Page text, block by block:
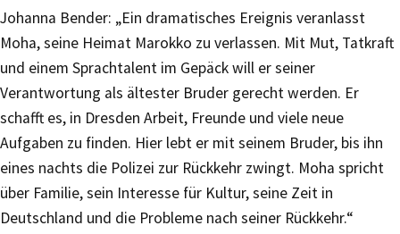
Johanna Bender: „Ein dramatisches Ereignis veranlasst
Moha, seine Heimat Marokko zu verlassen. Mit Mut, Tatkraft
und einem Sprachtalent im Gepäck will er seiner
Verantwortung als ältester Bruder gerecht werden. Er
schafft es, in Dresden Arbeit, Freunde und viele neue
Aufgaben zu finden. Hier lebt er mit seinem Bruder, bis ihn
eines nachts die Polizei zur Rückkehr zwingt. Moha spricht
über Familie, sein Interesse für Kultur, seine Zeit in
Deutschland und die Probleme nach seiner Rückkehr.“